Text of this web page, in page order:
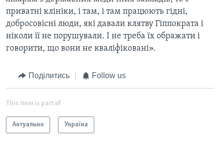
приватні клініки, і там, і там працюють гідні,
добросовісні люди, які давали клятву Гіппократа і
ніколи її не порушували. І не треба їх ображати і
говорити, що вони не кваліфіковані».
Поділитись Follow us
This item is part of
Актуально Україна